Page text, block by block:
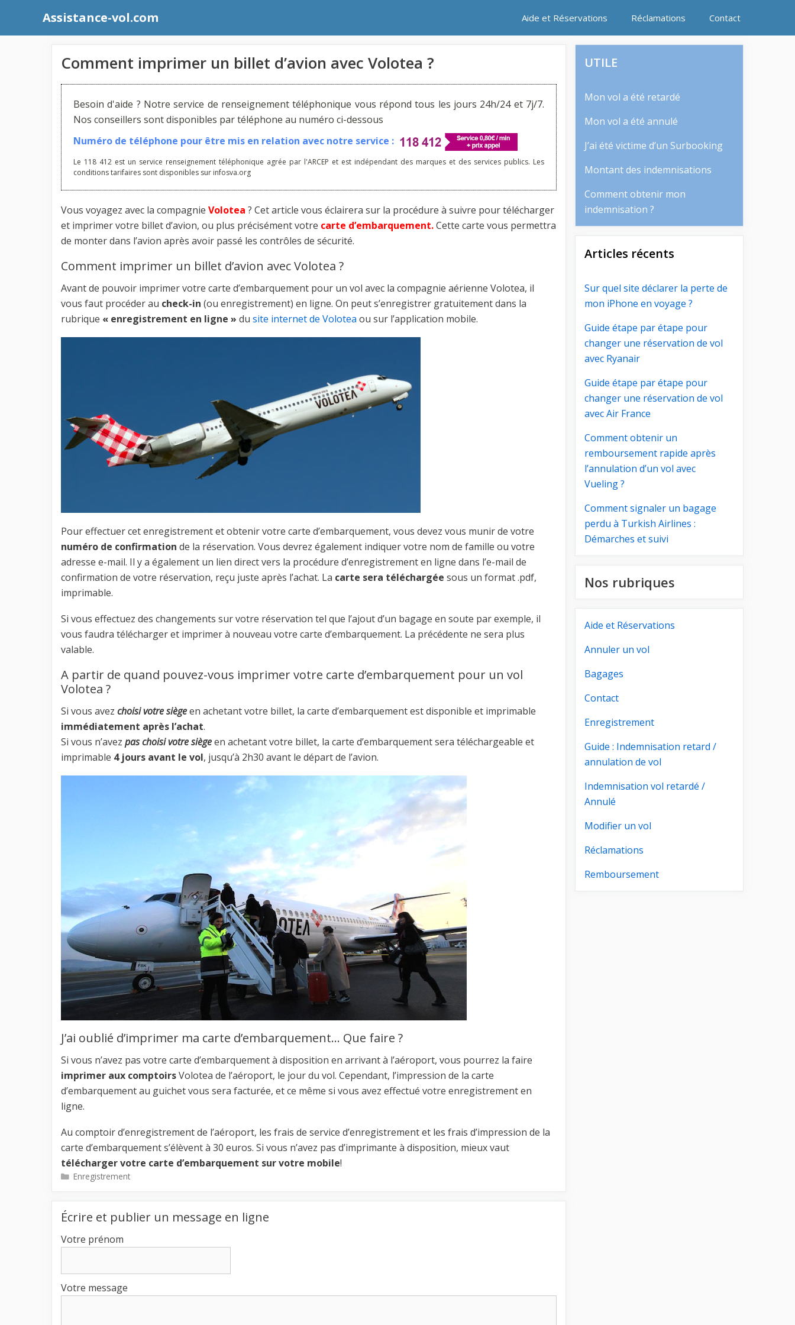
contenu
Assistance-vol.com Aide et Réservations Réclamations Contact
Comment imprimer un billet d’avion avec Volotea ?
Besoin d'aide ? Notre service de renseignement téléphonique vous répond tous les jours 24h/24 et 7j/7.
Nos conseillers sont disponibles par téléphone au numéro ci-dessous
Numéro de téléphone pour être mis en relation avec notre service :
Le 118 412 est un service renseignement téléphonique agrée par l'ARCEP et est indépendant des marques et des services publics. Les
conditions tarifaires sont disponibles sur infosva.org
Vous voyagez avec la compagnie Volotea ? Cet article vous éclairera sur la procédure à suivre pour télécharger
et imprimer votre billet d’avion, ou plus précisément votre carte d’embarquement.Cette carte vous permettra
de monter dans l’avion après avoir passé les contrôles de sécurité.
Comment imprimer un billet d’avion avec Volotea ?
Avant de pouvoir imprimer votre carte d’embarquement pour un vol avec la compagnie aérienne Volotea, il
vous faut procéder au check-in (ou enregistrement) en ligne. On peut s’enregistrer gratuitement dans la
rubrique « enregistrement en ligne » du site internet de Volotea ou sur l’application mobile.
Pour effectuer cet enregistrement et obtenir votre carte d’embarquement, vous devez vous munir de votre
numéro de confirmation de la réservation. Vous devrez également indiquer votre nom de famille ou votre
adresse e-mail. Il y a également un lien direct vers la procédure d’enregistrement en ligne dans l’e-mail de
confirmation de votre réservation, reçu juste après l’achat. La carte sera téléchargée sous un format .pdf,
imprimable.
Si vous effectuez des changements sur votre réservation tel que l’ajout d’un bagage en soute par exemple, il
vous faudra télécharger et imprimer à nouveau votre carte d’embarquement. La précédente ne sera plus
valable.
A partir de quand pouvez-vous imprimer votre carte d’embarquement pour un vol
Volotea ?
Si vous avez choisi votre siègeen achetant votre billet, la carte d’embarquement est disponible et imprimable
immédiatement après l’achat.
Si vous n’avez pas choisi votre siègeen achetant votre billet, la carte d’embarquement sera téléchargeable et
imprimable 4 jours avant le vol, jusqu’à 2h30 avant le départ de l’avion.
J’ai oublié d’imprimer ma carte d’embarquement… Que faire ?
Si vous n’avez pas votre carte d’embarquement à disposition en arrivant à l’aéroport, vous pourrez la faire
imprimer aux comptoirsVolotea de l’aéroport, le jour du vol. Cependant, l’impression de la carte
d’embarquement au guichet vous sera facturée, et ce même si vous avez effectué votre enregistrement en
ligne.
Au comptoir d’enregistrement de l’aéroport, les frais de service d’enregistrement et les frais d’impression de la
carte d’embarquement s’élèvent à 30 euros. Si vous n’avez pas d’imprimante à disposition, mieux vaut
télécharger votre carte d’embarquement sur votre mobile!
Catégories
Enregistrement
Écrire et publier un message en ligne
Votre prénom
Votre message
UTILE
Mon vol a été retardé
Mon vol a été annulé
J’ai été victime d’un Surbooking
Montant des indemnisations
Comment obtenir mon
indemnisation ?
Articles récents
Sur quel site déclarer la perte de
mon iPhone en voyage ?
Guide étape par étape pour
changer une réservation de vol
avec Ryanair
Guide étape par étape pour
changer une réservation de vol
avec Air France
Comment obtenir un
remboursement rapide après
l’annulation d’un vol avec
Vueling ?
Comment signaler un bagage
perdu à Turkish Airlines :
Démarches et suivi
Nos rubriques
Aide et Réservations
Annuler un vol
Bagages
Contact
Enregistrement
Guide : Indemnisation retard /
annulation de vol
Indemnisation vol retardé /
Annulé
Modifier un vol
Réclamations
Remboursement